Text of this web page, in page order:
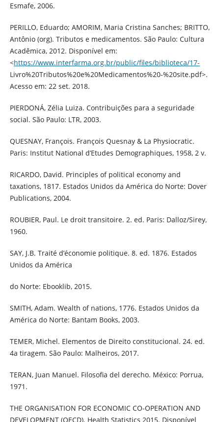
Esmafe, 2006.
PERILLO, Eduardo; AMORIM, Maria Cristina Sanches; BRITTO,
Antônio (org). Tributos e medicamentos. São Paulo: Cultura
Acadêmica, 2012. Disponível em:
<https://www.interfarma.org.br/public/files/biblioteca/17-
Livro%20Tributos%20e%20Medicamentos%20-%20site.pdf>.
Acesso em: 22 set. 2018.
PIERDONÁ, Zélia Luiza. Contribuições para a seguridade
social. São Paulo: LTR, 2003.
QUESNAY, François. François Quesnay & La Physiocratic.
Paris: Institut National d’Etudes Demographiques, 1958, 2 v.
RICARDO, David. Principles of political economy and
taxations, 1817. Estados Unidos da América do Norte: Dover
Publications, 2004.
ROUBIER, Paul. Le droit transitoire. 2. ed. Paris: Dalloz/Sirey,
1960.
SAY, J.B. Traité d’économie politique. 8. ed. 1876. Estados
Unidos da América
do Norte: Ebooklib, 2015.
SMITH, Adam. Wealth of nations, 1776. Estados Unidos da
América do Norte: Bantam Books, 2003.
TEMER, Michel. Elementos de Direito constitucional. 24. ed.
4a tiragem. São Paulo: Malheiros, 2017.
TERAN, Juan Manuel. Filosofia del derecho. México: Porrua,
1971.
THE ORGANISATION FOR ECONOMIC CO-OPERATION AND
DEVELOPMENT (OECD). Health Statistics 2015. Disponível